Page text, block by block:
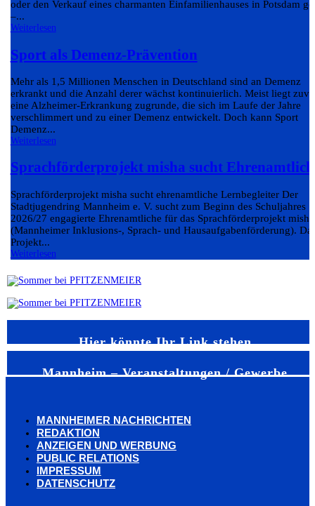
oder den Verkauf eines charmanten Einfamilienhauses in Potsdam
–...
Weiterlesen
Sport als Demenz-Prävention
Mehr als 1,5 Millionen Menschen in Deutschland sind an Demenz
erkrankt und die Anzahl derer wächst kontinuierlich. Meist liegt
eine Alzheimer-Erkrankung zugrunde, die sich im Laufe der Jahre
verschlimmert und zu einer Demenz entwickelt. Doch kann Sport
Demenz...
Weiterlesen
Sprachförderprojekt misha sucht
Sprachförderprojekt misha sucht ehrenamtliche Lernbegleiter Der
Stadtjugendring Mannheim e. V. sucht zum Beginn des Schuljahres
2026/27 engagierte Ehrenamtliche für das Sprachförderprojekt misha
(Mannheimer Inklusions-, Sprach- und Hausaufgabenförderung).
Projekt...
Weiterlesen
Hier könnte Ihr Link stehen
Mannheim – Veranstaltungen / Gewerbe
MANNHEIMER NACHRICHTEN
REDAKTION
ANZEIGEN UND WERBUNG
PUBLIC RELATIONS
IMPRESSUM
DATENSCHUTZ